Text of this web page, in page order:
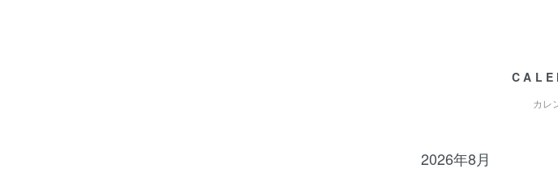
カレ
2026年8月